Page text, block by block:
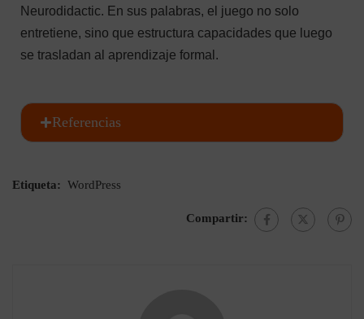
Neurodidactic. En sus palabras, el juego no solo
entretiene, sino que estructura capacidades que luego
se trasladan al aprendizaje formal.
Referencias
Etiqueta: WordPress
Compartir: